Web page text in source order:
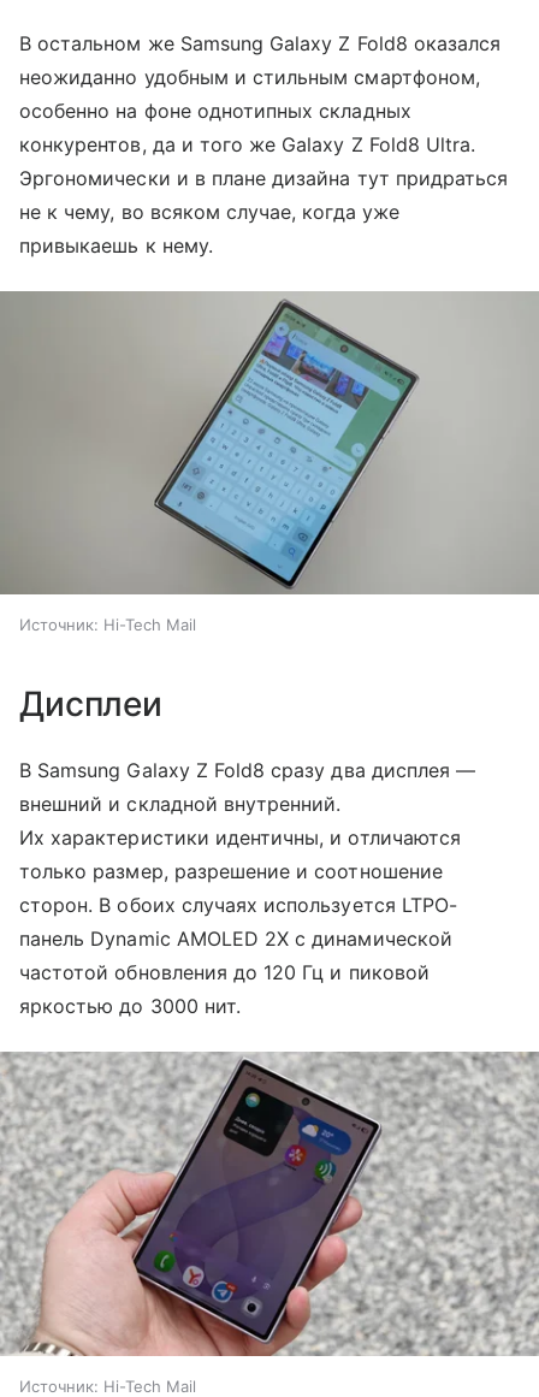
В остальном же Samsung Galaxy Z Fold8 оказался
неожиданно удобным и стильным смартфоном,
особенно на фоне однотипных складных
конкурентов, да и того же Galaxy Z Fold8 Ultra.
Эргономически и в плане дизайна тут придраться
не к чему, во всяком случае, когда уже
привыкаешь к нему.
Источник: Hi-Tech Mail
Дисплеи
В Samsung Galaxy Z Fold8 сразу два дисплея —
внешний и складной внутренний.
Их характеристики идентичны, и отличаются
только размер, разрешение и соотношение
сторон. В обоих случаях используется LTPO-
панель Dynamic AMOLED 2X с динамической
частотой обновления до 120 Гц и пиковой
яркостью до 3000 нит.
Источник: Hi-Tech Mail